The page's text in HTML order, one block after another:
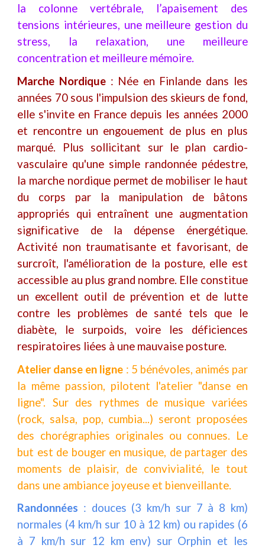
la colonne vertébrale, l’apaisement des
tensions intérieures, une meilleure gestion du
stress, la relaxation, une meilleure
concentration et meilleure mémoire.
Marche Nordique : Née en Finlande dans les
années 70 sous l'impulsion des skieurs de fond,
elle s'invite en France depuis les années 2000
et rencontre un engouement de plus en plus
marqué. Plus sollicitant sur le plan cardio-
vasculaire qu'une simple randonnée pédestre,
la marche nordique permet de mobiliser le haut
du corps par la manipulation de bâtons
appropriés qui entraînent une augmentation
significative de la dépense énergétique.
Activité non traumatisante et favorisant, de
surcroît, l'amélioration de la posture, elle est
accessible au plus grand nombre. Elle constitue
un excellent outil de prévention et de lutte
contre les problèmes de santé tels que le
diabète, le surpoids, voire les déficiences
respiratoires liées à une mauvaise posture.
Atelier danse en ligne : 5 bénévoles, animés par
la même passion, pilotent l'atelier "danse en
ligne". Sur des rythmes de musique variées
(rock, salsa, pop, cumbia...) seront proposées
des chorégraphies originales ou connues. Le
but est de bouger en musique, de partager des
moments de plaisir, de convivialité, le tout
dans une ambiance joyeuse et bienveillante.
Randonnées : douces (3 km/h sur 7 à 8 km)
normales (4 km/h sur 10 à 12 km) ou rapides (6
à 7 km/h sur 12 km env) sur Orphin et les